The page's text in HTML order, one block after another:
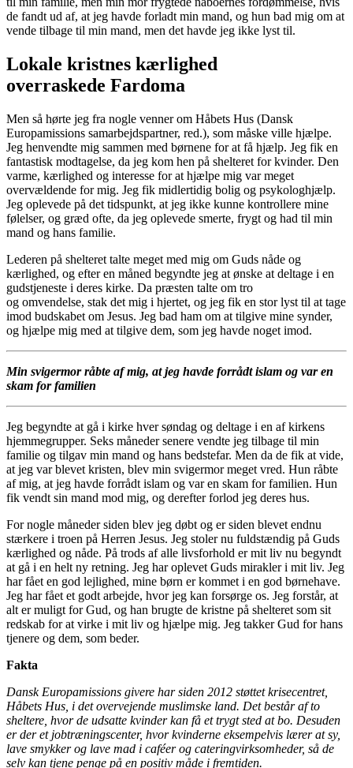
de fandt ud af, at jeg havde forladt min mand, og hun bad mig om at
vende tilbage til min mand, men det havde jeg ikke lyst til.
Lokale kristnes kærlighed
overraskede Fardoma
Men så hørte jeg fra nogle venner om Håbets Hus (Dansk
Europamissions samarbejdspartner, red.), som måske ville hjælpe.
Jeg henvendte mig sammen med børnene for at få hjælp. Jeg fik en
fantastisk modtagelse, da jeg kom hen på shelteret for kvinder. Den
varme, kærlighed og interesse for at hjælpe mig var meget
overvældende for mig. Jeg fik midlertidig bolig og psykologhjælp.
Jeg oplevede på det tidspunkt, at jeg ikke kunne kontrollere mine
følelser, og græd ofte, da jeg oplevede smerte, frygt og had til min
mand og hans familie.
Lederen på shelteret talte meget med mig om Guds nåde og
kærlighed, og efter en måned begyndte jeg at ønske at deltage i en
gudstjeneste i deres kirke. Da præsten talte om tro
og omvendelse, stak det mig i hjertet, og jeg fik en stor lyst til at tage
imod budskabet om Jesus. Jeg bad ham om at tilgive mine synder,
og hjælpe mig med at tilgive dem, som jeg havde noget imod.
Min svigermor råbte af mig, at jeg havde forrådt islam og var en
skam for familien
Jeg begyndte at gå i kirke hver søndag og deltage i en af kirkens
hjemmegrupper. Seks måneder senere vendte jeg tilbage til min
familie og tilgav min mand og hans bedstefar. Men da de fik at vide,
at jeg var blevet kristen, blev min svigermor meget vred. Hun råbte
af mig, at jeg havde forrådt islam og var en skam for familien. Hun
fik vendt sin mand mod mig, og derefter forlod jeg deres hus.
For nogle måneder siden blev jeg døbt og er siden blevet endnu
stærkere i troen på Herren Jesus. Jeg stoler nu fuldstændig på Guds
kærlighed og nåde. På trods af alle livsforhold er mit liv nu begyndt
at gå i en helt ny retning. Jeg har oplevet Guds mirakler i mit liv. Jeg
har fået en god lejlighed, mine børn er kommet i en god børnehave.
Jeg har fået et godt arbejde, hvor jeg kan forsørge os. Jeg forstår, at
alt er muligt for Gud, og han brugte de kristne på shelteret som sit
redskab for at virke i mit liv og hjælpe mig. Jeg takker Gud for hans
tjenere og dem, som beder.
Fakta
Dansk Europamissions givere har siden 2012 støttet krisecentret,
Håbets Hus, i det overvejende muslimske land. Det består af to
sheltere, hvor de udsatte kvinder kan få et trygt sted at bo. Desuden
er der et jobtræningscenter, hvor kvinderne eksempelvis lærer at sy,
lave smykker og lave mad i caféer og cateringvirksomheder, så de
selv kan tjene penge på en positiv måde i fremtiden.